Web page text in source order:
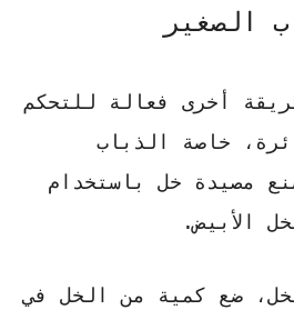
الصغير
أخرى فعالة للتحكم
خاصة الذباب
مصيدة خل باستخدام
الأبيض.
ضع كمية من الخل في